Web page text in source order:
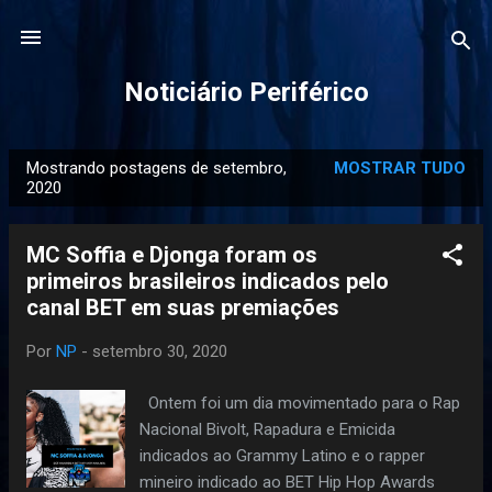
Noticiário Periférico
o
Mostrando postagens de setembro,
2020
MOSTRAR TUDO
MC Soffia e Djonga foram os
primeiros brasileiros indicados pelo
canal BET em suas premiações
Por NP - setembro 30, 2020
Ontem foi um dia movimentado para o Rap
Nacional Bivolt, Rapadura e Emicida
indicados ao Grammy Latino e o rapper
mineiro indicado ao BET Hip Hop Awards